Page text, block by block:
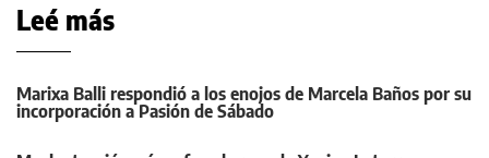
Leé más
Marixa Balli respondió a los enojos de Marcela Baños por su
incorporación a Pasión de Sábado